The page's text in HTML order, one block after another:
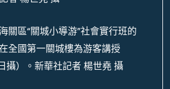
關區“關城小導游”社會實行班的
全國第一關城樓為游客講授
攝）。新華社記者 楊世堯 攝